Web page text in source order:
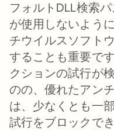
フォルトDLL検索
が使用しないよう
チウイルスソフト
することも重要で
クションの試行が
のの、優れたアン
は、少なくとも一
試行をブロックで